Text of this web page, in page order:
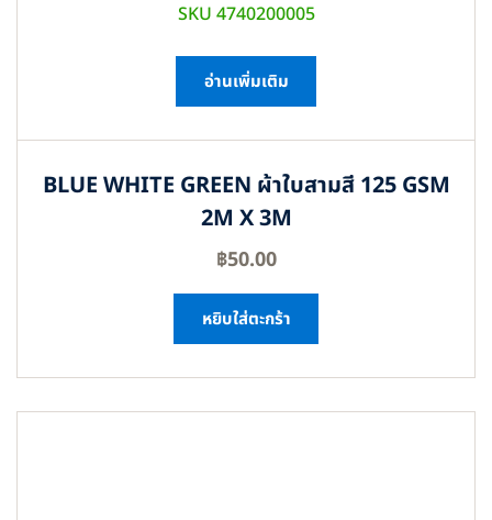
SKU 4740200005
อ่านเพิ่มเติม
BLUE WHITE GREEN ผ้าใบสามสี 125 GSM
2M X 3M
฿50.00
หยิบใส่ตะกร้า